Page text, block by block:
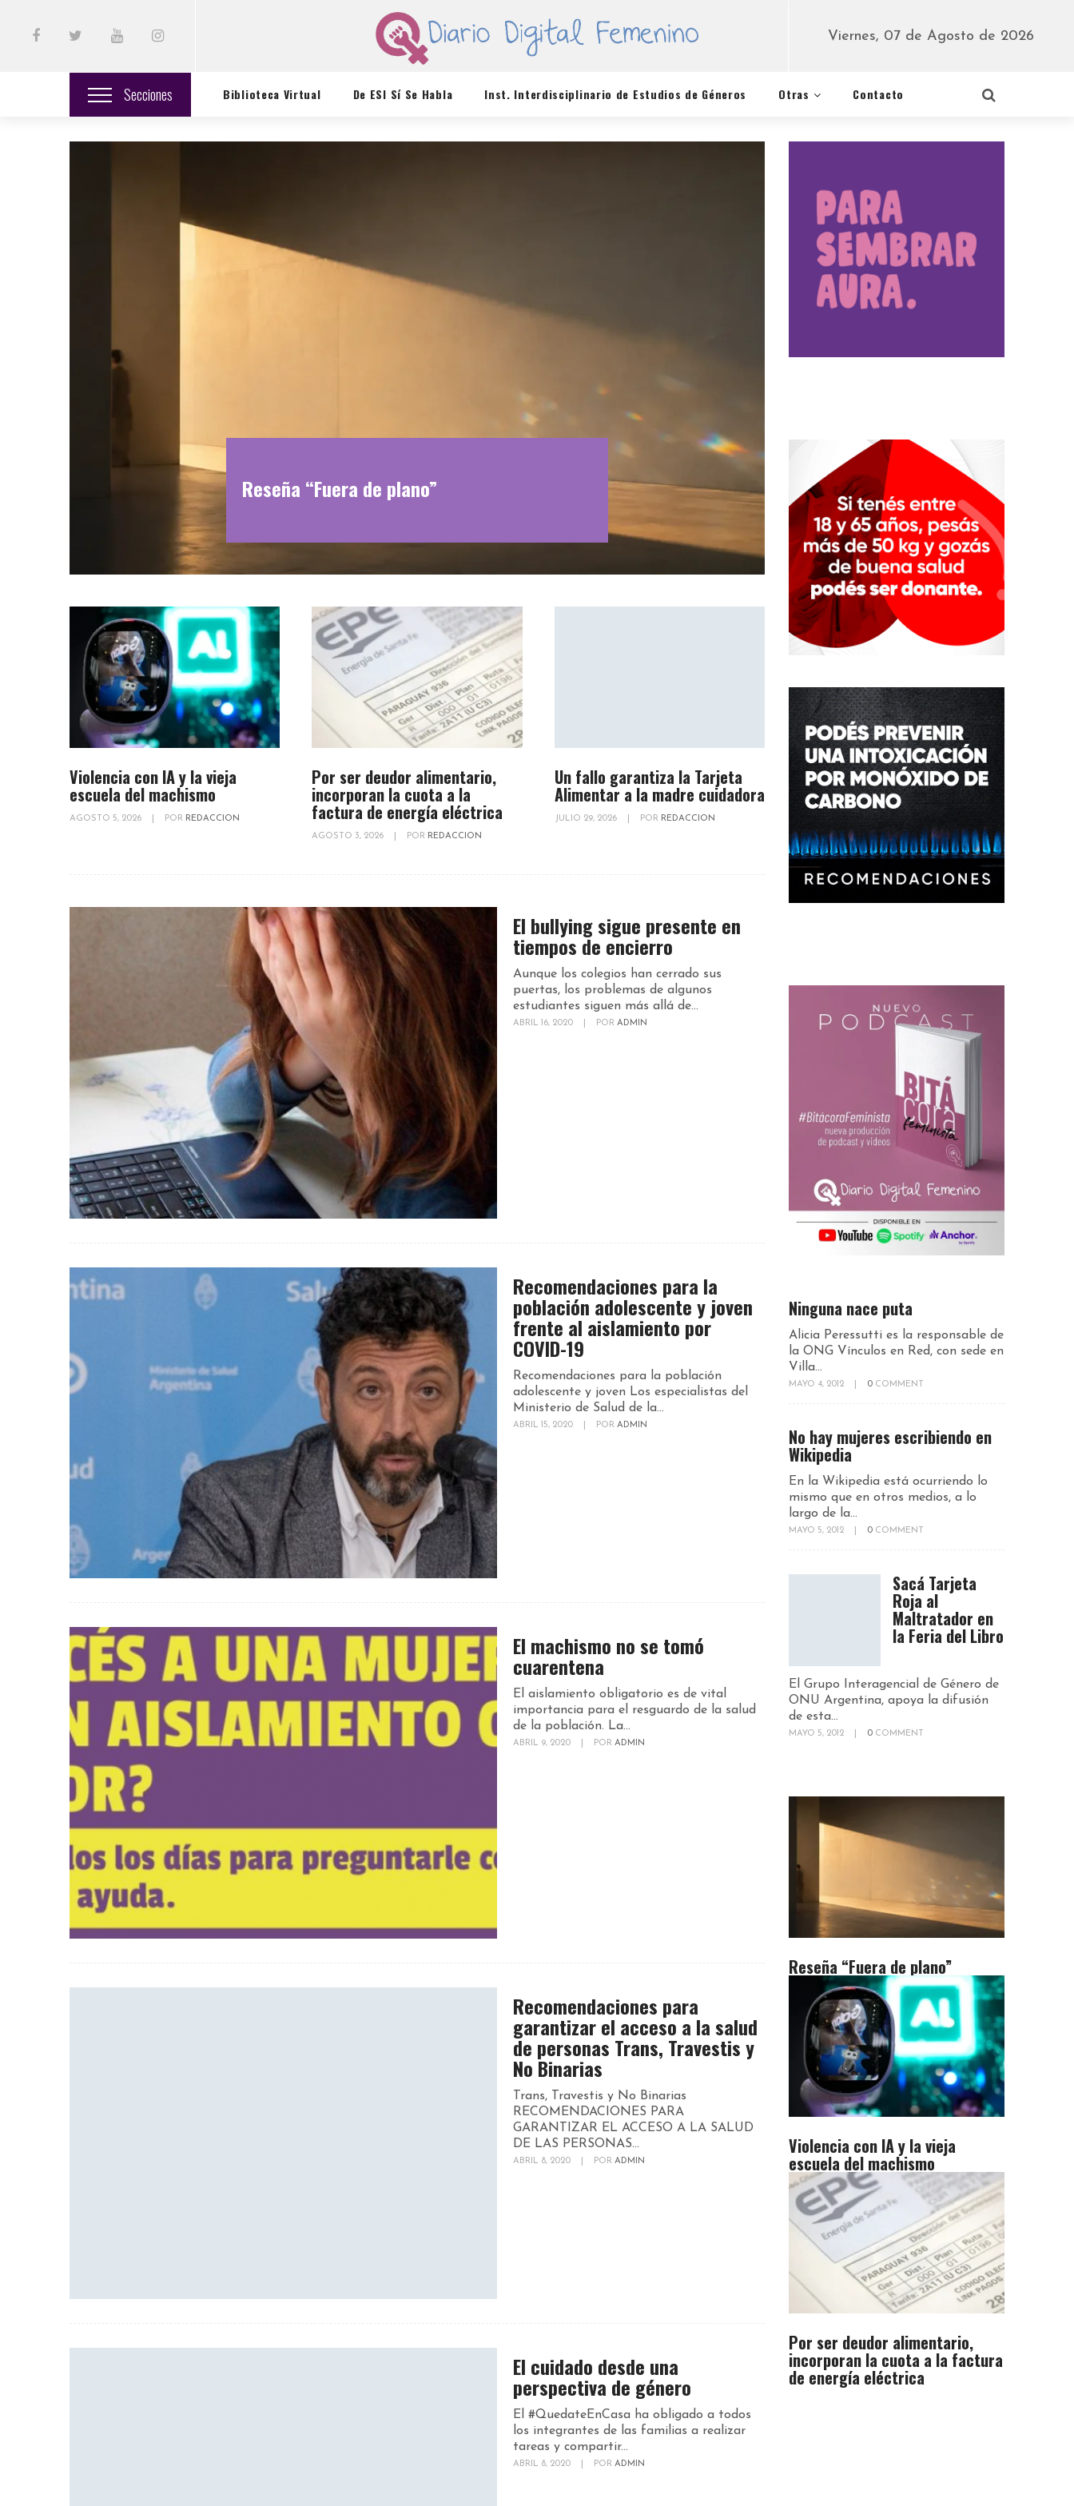
Viernes, 07 de Agosto de 2026
Secciones Biblioteca Virtual De ESI Sí Se Habla Inst. Interdisciplinario de Estudios de Géneros Otras Contacto
Reseña “Fuera de plano”
Violencia con IA y la vieja
escuela del machismo
AGOSTO 5, 2026 POR REDACCION
Por ser deudor alimentario,
incorporan la cuota a la
factura de energía eléctrica
AGOSTO 3, 2026 POR REDACCION
Un fallo garantiza la Tarjeta
Alimentar a la madre cuidadora
JULIO 29, 2026 POR REDACCION
El bullying sigue presente en
tiempos de encierro
Aunque los colegios han cerrado sus
puertas, los problemas de algunos
estudiantes siguen más allá de...
ABRIL 16, 2020 POR ADMIN
Recomendaciones para la
población adolescente y joven
frente al aislamiento por
COVID-19
Recomendaciones para la población
adolescente y joven Los especialistas del
Ministerio de Salud de la...
ABRIL 15, 2020 POR ADMIN
El machismo no se tomó
cuarentena
El aislamiento obligatorio es de vital
importancia para el resguardo de la salud
de la población. La...
ABRIL 9, 2020 POR ADMIN
Recomendaciones para
garantizar el acceso a la salud
de personas Trans, Travestis y
No Binarias
Trans, Travestis y No Binarias
RECOMENDACIONES PARA
GARANTIZAR EL ACCESO A LA SALUD
DE LAS PERSONAS...
ABRIL 8, 2020 POR ADMIN
El cuidado desde una
perspectiva de género
El #QuedateEnCasa ha obligado a todos
los integrantes de las familias a realizar
tareas y compartir...
ABRIL 8, 2020 POR ADMIN
Ninguna nace puta
Alicia Peressutti es la responsable de
la ONG Vínculos en Red, con sede en
Villa...
MAYO 4, 2012 0 COMMENT
No hay mujeres escribiendo en
Wikipedia
En la Wikipedia está ocurriendo lo
mismo que en otros medios, a lo
largo de la...
MAYO 5, 2012 0 COMMENT
Sacá Tarjeta
Roja al
Maltratador en
la Feria del Libro
El Grupo Interagencial de Género de
ONU Argentina, apoya la difusión
de esta...
MAYO 5, 2012 0 COMMENT
Reseña “Fuera de plano”
Violencia con IA y la vieja
escuela del machismo
Por ser deudor alimentario,
incorporan la cuota a la factura
de energía eléctrica